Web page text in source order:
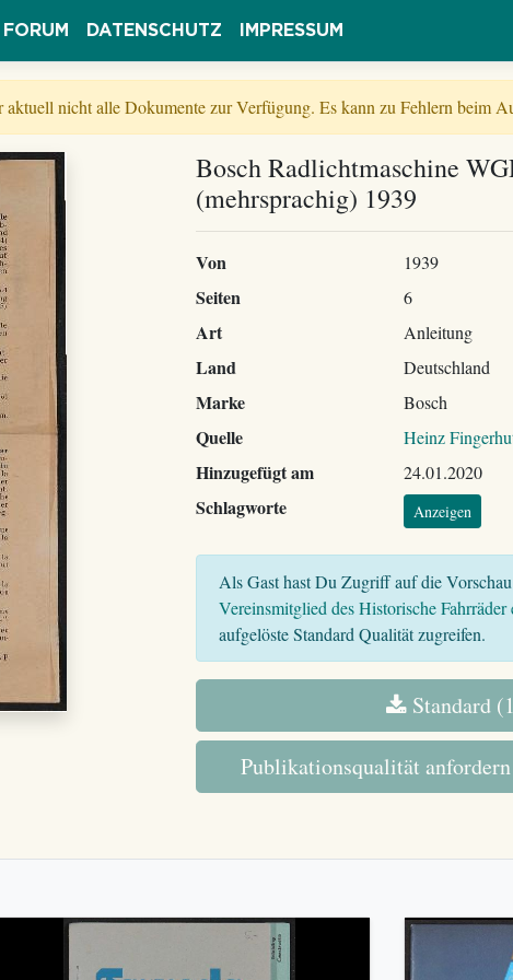
FORUM DATENSCHUTZ IMPRESSUM
nicht alle Dokumente zur Verfügung. Es kann zu Fehlern beim
Bosch Radlichtmaschine
(mehrsprachig) 1939
Von 1939
Seiten 6
Art Anleitung
Land Deutschland
Marke Bosch
Quelle Heinz
Hinzugefügt am 24.01.2020
Schlagworte Anzeigen
Als Gast hast Du Zugriff auf die
Vereinsmitglied des Historische Fahrräder
aufgelöste Standard Qualität zugreifen.
Standard
Publikationsqualität